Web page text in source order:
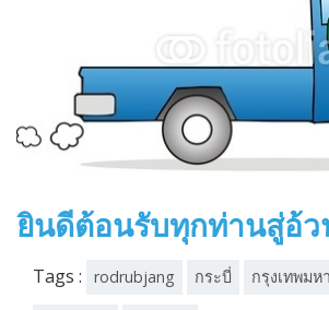
ยินดีต้อนรับทุกท่านสู่อ้ว
Tags : rodrubjang กระบี่ กรุงเทพม